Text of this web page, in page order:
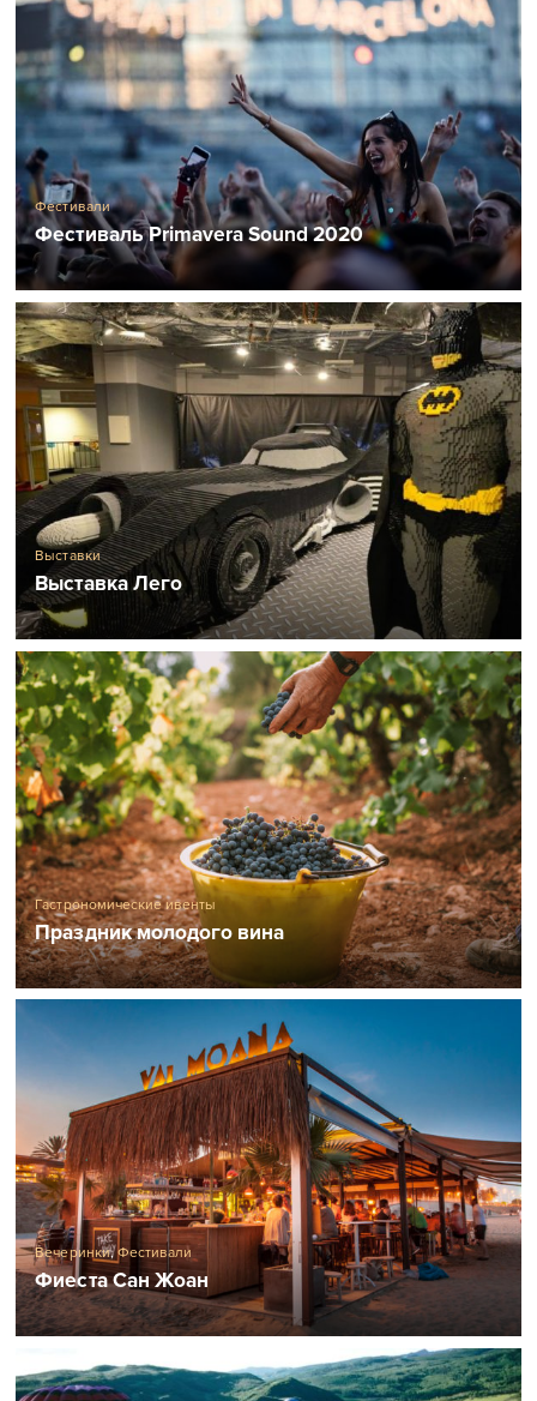
Фестивали
Фестиваль Primavera Sound 2020
Выставки
Выставка Лего
Гастрономические ивенты
Праздник молодого вина
Вечеринки,Фестивали
Фиеста Сан Жоан